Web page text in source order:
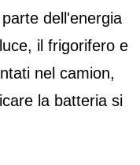
dell'energia
il frigorifero e
nel camion,
la batteria si